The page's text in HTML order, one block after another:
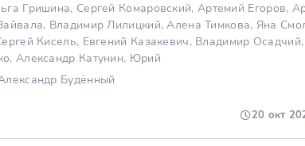
Гришина, Сергей Комаровский, Артемий Егоров,
Владимир Лилицкий, Алена Тимкова, Яна
Кисель, Евгений Казакевич, Владимир
Александр Катунин, Юрий
Будённый
20 окт